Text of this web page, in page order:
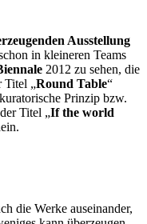
Ausstellung
in kleineren Teams
2012 zu sehen, die
Titel „Round Table“
Prinzip bzw.
Titel „If the world
die Werke auseinander,